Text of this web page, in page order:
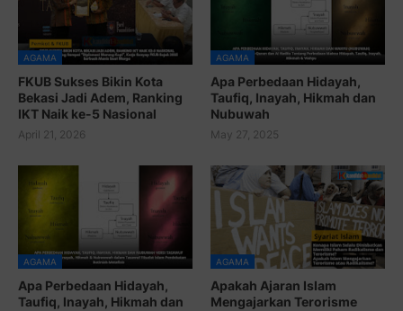
AGAMA
FKUB Sukses Bikin Kota
Bekasi Jadi Adem, Ranking
IKT Naik ke-5 Nasional
April 21, 2026
AGAMA
Apa Perbedaan Hidayah,
Taufiq, Inayah, Hikmah dan
Nubuwah
May 27, 2025
AGAMA
Apa Perbedaan Hidayah,
Taufiq, Inayah, Hikmah dan
AGAMA
Apakah Ajaran Islam
Mengajarkan Terorisme